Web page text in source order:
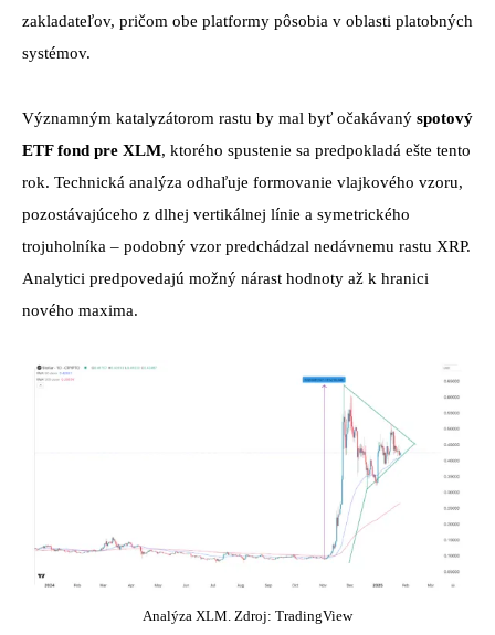
zakladateľov, pričom obe platformy pôsobia v oblasti platobných
systémov.
Významným katalyzátorom rastu by mal byť očakávaný spotový
ETF fond pre XLM, ktorého spustenie sa predpokladá ešte tento
rok. Technická analýza odhaľuje formovanie vlajkového vzoru,
pozostávajúceho z dlhej vertikálnej línie a symetrického
trojuholníka – podobný vzor predchádzal nedávnemu rastu XRP.
Analytici predpovedajú možný nárast hodnoty až k hranici
nového maxima.
Analýza XLM. Zdroj: TradingView